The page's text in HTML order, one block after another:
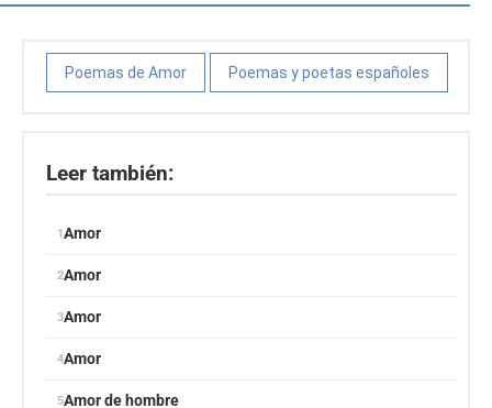
Poemas de Amor Poemas y poetas españoles
Leer también:
Amor
Amor
Amor
Amor
Amor de hombre